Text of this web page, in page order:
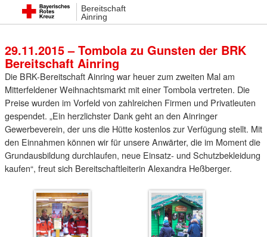
Bereitschaft
Ainring
29. November 2015 15:11
29.11.2015 – Tombola zu Gunsten der BRK
Bereitschaft Ainring
Die BRK-Bereitschaft Ainring war heuer zum zweiten Mal am
Mitterfeldener Weihnachtsmarkt mit einer Tombola vertreten. Die
Preise wurden im Vorfeld von zahlreichen Firmen und Privatleuten
gespendet. „Ein herzlichster Dank geht an den Ainringer
Gewerbeverein, der uns die Hütte kostenlos zur Verfügung stellt. Mit
den Einnahmen können wir für unsere Anwärter, die im Moment die
Grundausbildung durchlaufen, neue Einsatz- und Schutzbekleidung
kaufen“, freut sich Bereitschaftleiterin Alexandra Heßberger.